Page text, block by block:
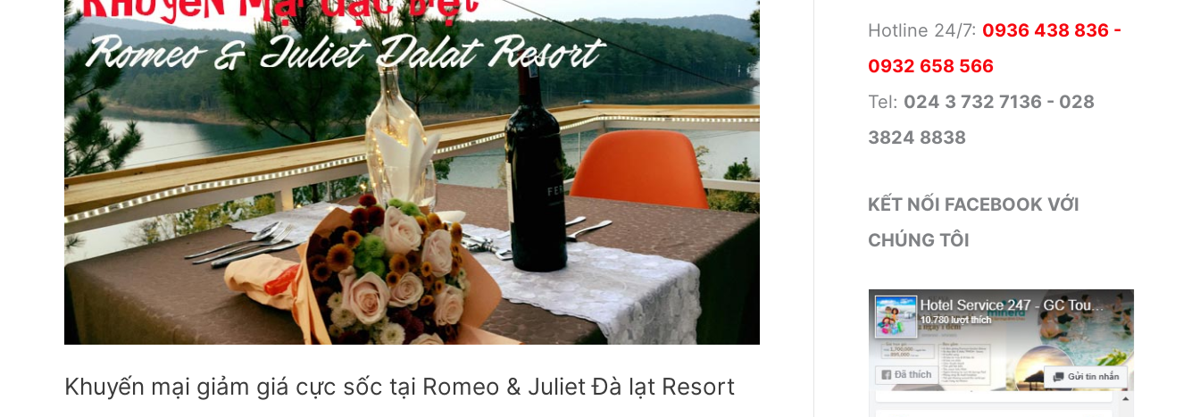
Khuyến mại giảm giá cực sốc tại Romeo & Juliet Đà lạt Resort
Hotline 24/7: 0936 438 836 -
0932 658 566
Tel: 024 3 732 7136 - 028
3824 8838
KẾT NỐI FACEBOOK VỚI
CHÚNG TÔI